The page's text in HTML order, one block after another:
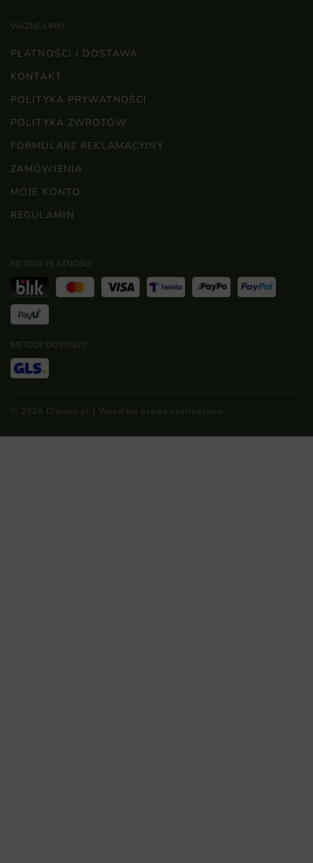
WAŻNE LINKI
PŁATNOŚCI I DOSTAWA
KONTAKT
POLITYKA PRYWATNOŚCI
POLITYKA ZWROTÓW
FORMULARZ REKLAMACYJNY
ZAMÓWIENIA
MOJE KONTO
REGULAMIN
METODY PŁATNOŚCI
METODY DOSTAWY
© 2026 Dimuro.pl | Wszelkie prawa zastrzeżone